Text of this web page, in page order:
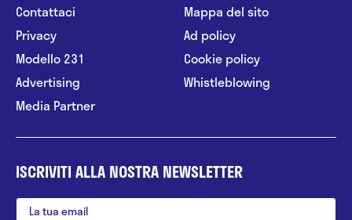
Contattaci
Privacy
Modello 231
Advertising
Media Partner
Mappa del sito
Ad policy
Cookie policy
Whistleblowing
ISCRIVITI ALLA NOSTRA NEWSLETTER